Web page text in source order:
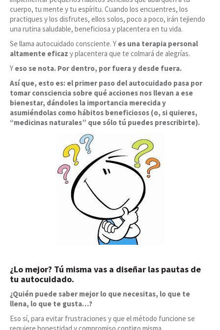
cuerpo, tu mente y tu espíritu. Cuando los encuentres, los
practiques y los disfrutes, ellos solos, poco a poco, irán tejiendo
una rutina saludable, beneficiosa y placentera en tu vida.
Se llama autocuidado consciente. Y es una terapia personal
altamente eficaz y placentera que te colmará de alegrías.
Y eso se nota. Por dentro, por fuera y desde fuera.
Así que, esto es: el primer paso del autocuidado pasa por
tomar consciencia sobre qué acciones nos llevan a ese
bienestar, dándoles la importancia merecida y
asumiéndolas como hábitos beneficiosos (o, si quieres,
“medicinas naturales” que sólo tú puedes prescribirte).
¿Lo mejor? Tú misma vas a diseñar las pautas de
tu autocuidado.
¿Quién puede saber mejor lo que necesitas, lo que te
llena, lo que te gusta…?
Eso sí, para evitar frustraciones y que el método funcione se